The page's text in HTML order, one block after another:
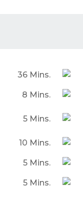
36 Mins.
8 Mins.
5 Mins.
10 Mins.
5 Mins.
5 Mins.